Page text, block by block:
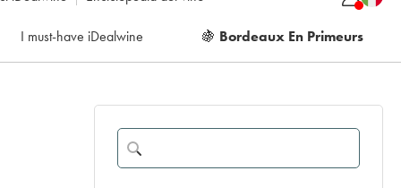
I must-have iDealwine 🍇 Bordeaux En Primeurs